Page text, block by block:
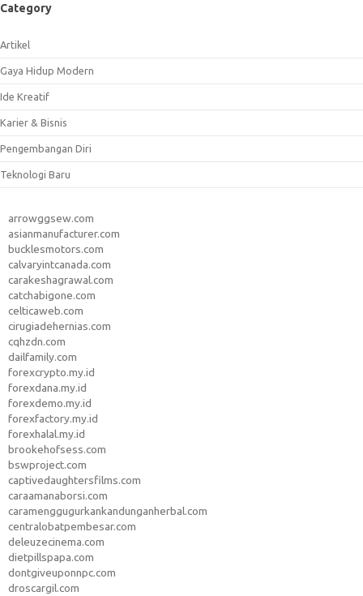
Category
Artikel
Gaya Hidup Modern
Ide Kreatif
Karier & Bisnis
Pengembangan Diri
Teknologi Baru
arrowggsew.com
asianmanufacturer.com
bucklesmotors.com
calvaryintcanada.com
carakeshagrawal.com
catchabigone.com
celticaweb.com
cirugiadehernias.com
cqhzdn.com
dailfamily.com
forexcrypto.my.id
forexdana.my.id
forexdemo.my.id
forexfactory.my.id
forexhalal.my.id
brookehofsess.com
bswproject.com
captivedaughtersfilms.com
caraamanaborsi.com
caramenggugurkankandunganherbal.com
centralobatpembesar.com
deleuzecinema.com
dietpillspapa.com
dontgiveuponnpc.com
droscargil.com